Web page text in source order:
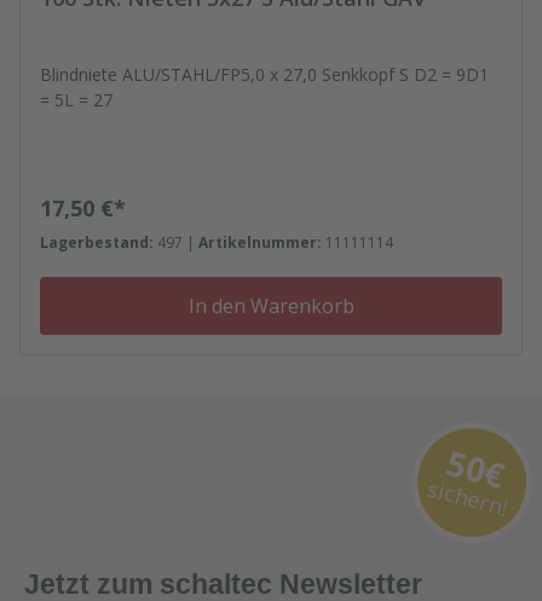
Blindniete ALU/STAHL/FP5,0 x 27,0 Senkkopf S D2 = 9D1
= 5L = 27
Regulärer Preis:
17,50 €*
Lagerbestand: 497 | Artikelnummer: 11111114
In den Warenkorb
Jetzt zum schaltec Newsletter
50€
sichern!